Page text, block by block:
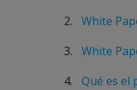
White
White
Qué es el